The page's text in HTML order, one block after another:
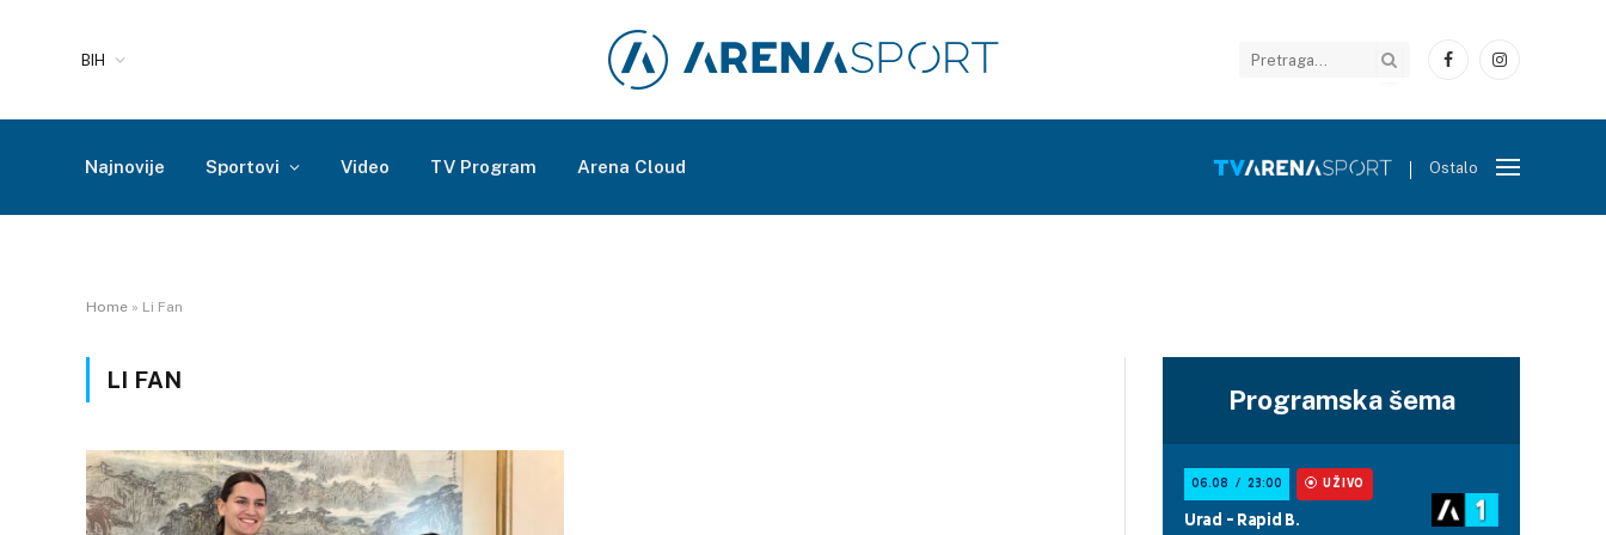
BIH
FacebookInstagram
Najnovije Sportovi Video TV Program Arena Cloud Ostalo
Home » Li Fan
LI FAN
Programska šema